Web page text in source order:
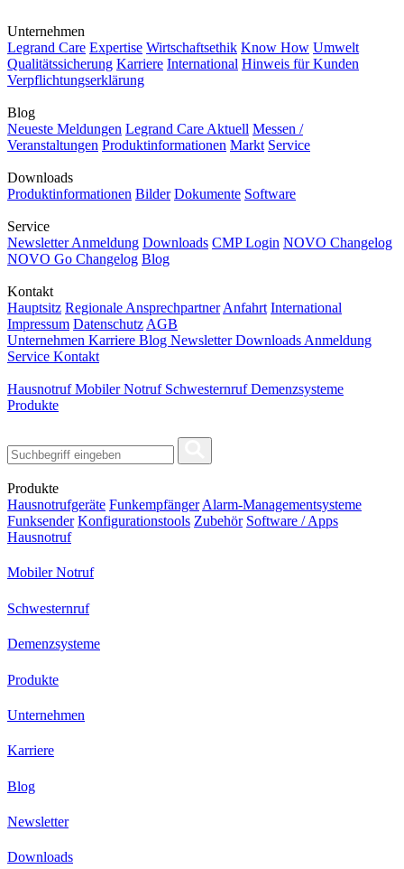
Unternehmen
Legrand Care Expertise Wirtschaftsethik Know How Umwelt
Qualitätssicherung Karriere International Hinweis für Kunden
Verpflichtungserklärung
Blog
Neueste Meldungen Legrand Care Aktuell Messen /
Veranstaltungen Produktinformationen Markt Service
Downloads
Produktinformationen Bilder Dokumente Software
Service
Newsletter Anmeldung Downloads CMP Login NOVO Changelog
NOVO Go Changelog Blog
Kontakt
Hauptsitz Regionale Ansprechpartner Anfahrt International
Impressum Datenschutz AGB
Unternehmen Karriere Blog NewsletterDownloads Anmeldung
Service Kontakt
HausnotrufMobiler Notruf SchwesternrufDemenzsysteme
Produkte
Produkte
Hausnotrufgeräte Funkempfänger Alarm-Managementsysteme
Funksender Konfigurationstools Zubehör Software / Apps
Hausnotruf
Mobiler Notruf
Schwesternruf
Demenzsysteme
Produkte
Unternehmen
Karriere
Blog
Newsletter
Downloads